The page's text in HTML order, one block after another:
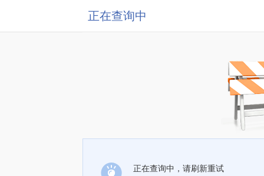
正在查询中
正在查询中，请刷新重试